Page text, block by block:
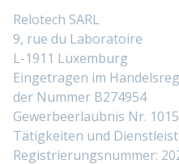
Relotech SARL
9, rue du Laboratoire
L-1911 Luxemburg
Eingetragen im
der Nummer B274954
Gewerbeerlaubnis Nr.
Tätigkeiten und
Registrierungsnummer: